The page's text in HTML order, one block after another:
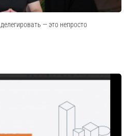
— это непросто